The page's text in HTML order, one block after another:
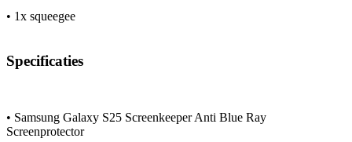
• 1x squeegee
Specificaties
• Samsung Galaxy S25 Screenkeeper Anti Blue Ray
Screenprotector